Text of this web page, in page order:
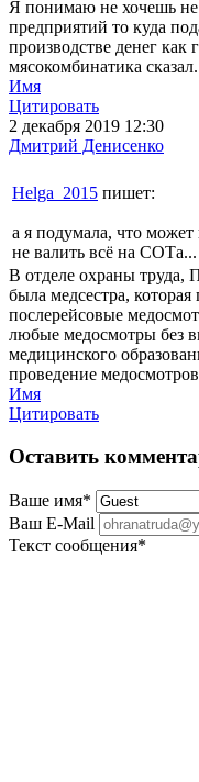
Я понимаю не хочешь не
предприятий то куда
производстве денег как
мясокомбинатика
Имя
Цитировать
2 декабря 2019 12:30
Дмитрий Денисенко
Helga_2015 пишет:
а я подумала, что может
не валить всё на СОТа...
В отделе охраны
была медсестра,
послерейсовые
любые медосмотры без
медицинского
проведение
Имя
Цитировать
Оставить
Ваше имя*
Ваш E-Mail
Текст сообщения*